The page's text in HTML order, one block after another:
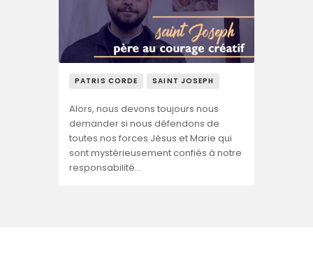
PATRIS CORDE SAINT JOSEPH
Alors, nous devons toujours nous
demander si nous défendons de
toutes nos forces Jésus et Marie qui
sont mystérieusement confiés à notre
responsabilité…